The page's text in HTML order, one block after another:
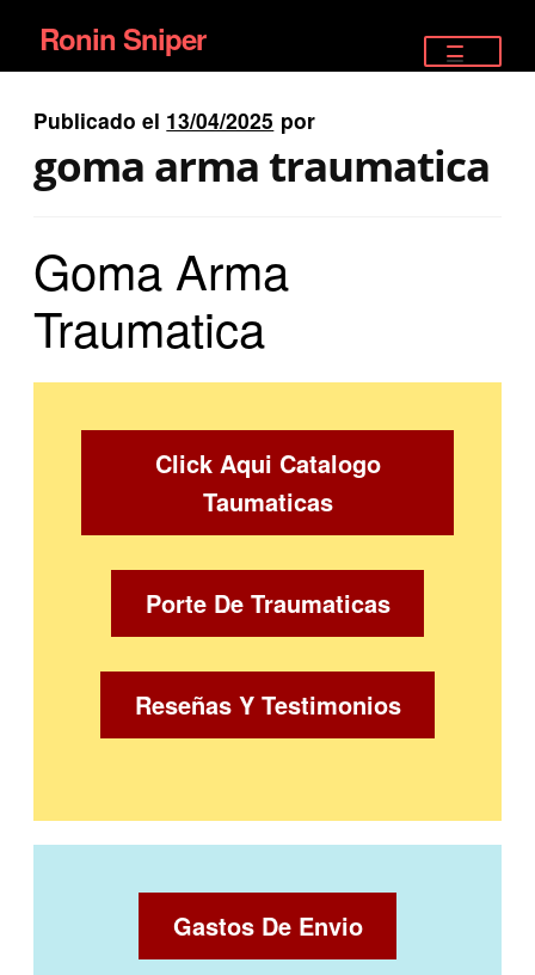
Ir
a
la
navegación
Ir
al
contenido
Ronin Sniper
PISTOLAS
RIFLES DEPORTIVOS
SATELITALES
Publicado el 13/04/2025 por
goma arma traumatica
Goma Arma
Traumatica
Click Aqui Catalogo
Taumaticas
Porte De Traumaticas
Reseñas Y Testimonios
Gastos De Envio